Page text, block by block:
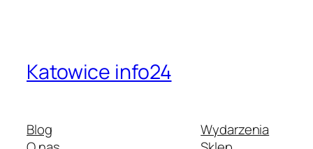
Katowice info24
Blog
Wydarzenia